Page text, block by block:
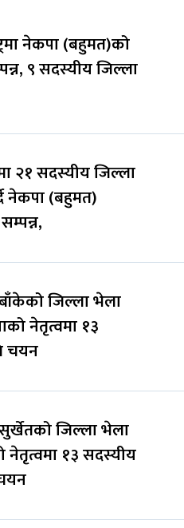
नेकपा (बहुमत)को
९ सदस्यीय जिल्ला
२१ सदस्यीय जिल्ला
नेकपा (बहुमत)
जिल्ला भेला
नेतृत्वमा १३
चयन
जिल्ला भेला
नेतृत्वमा १३ सदस्यीय